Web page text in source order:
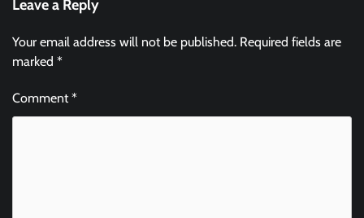
Leave a Reply
Your email address will not be published. Required fields are
marked *
Comment*